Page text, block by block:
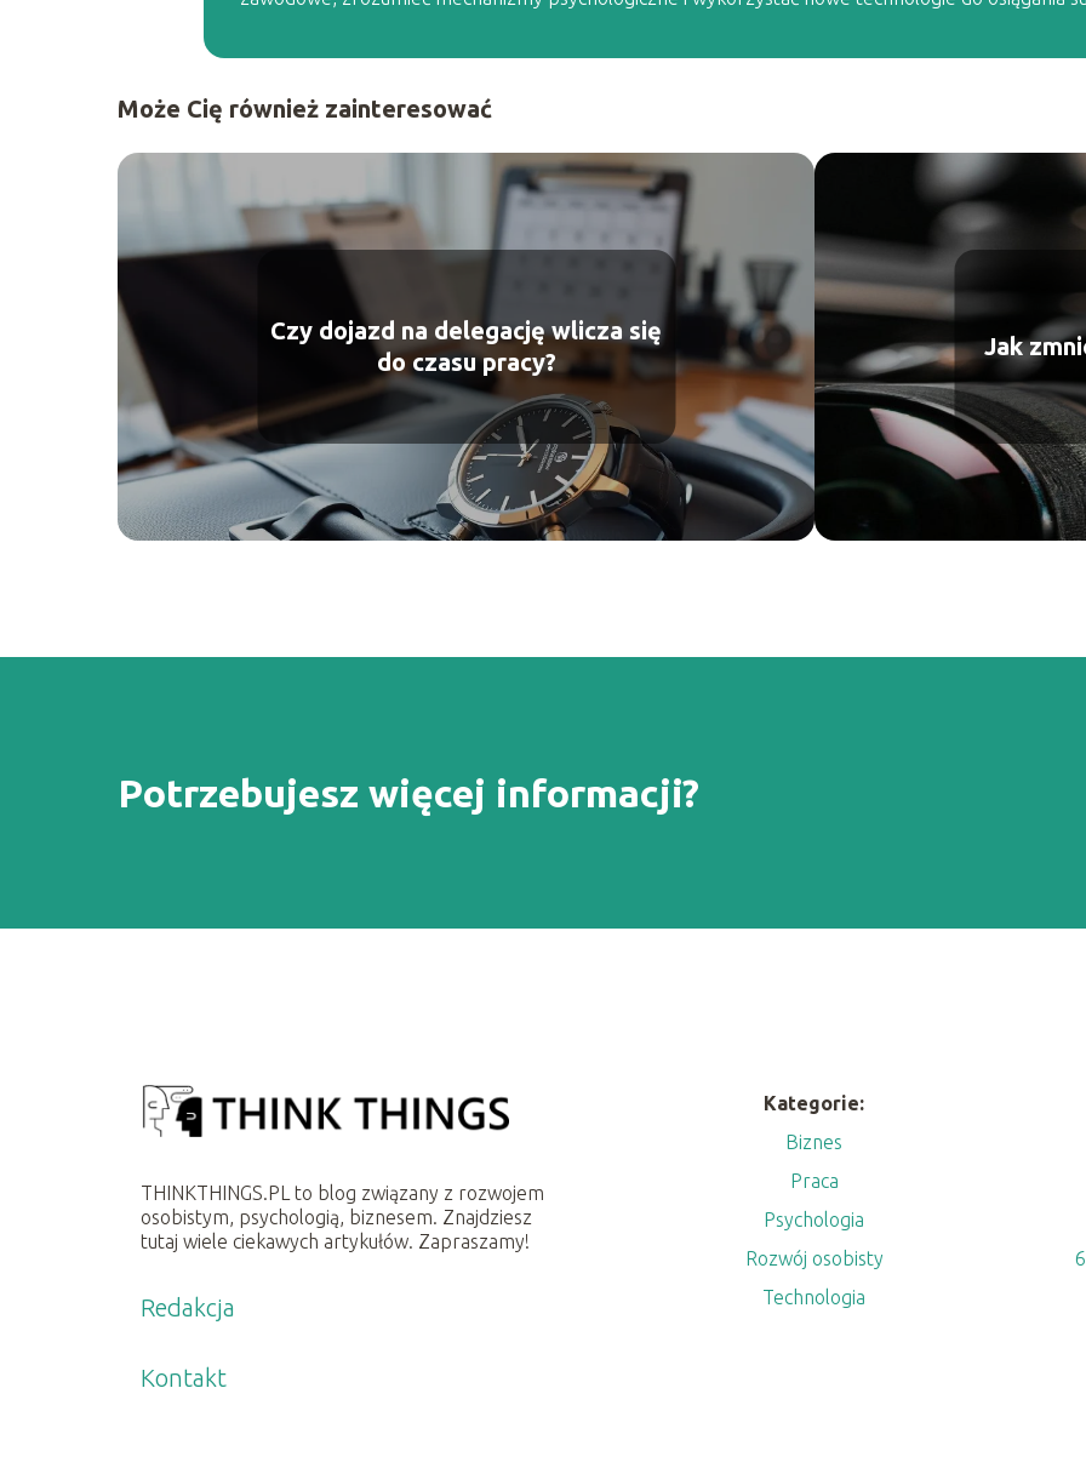
Może Cię również zainteresować
Czy dojazd na delegację wlicza się
do czasu pracy?
Jak
Potrzebujesz więcej informacji?
THINKTHINGS.PL to blog związany z rozwojem
osobistym, psychologią, biznesem. Znajdziesz
tutaj wiele ciekawych artykułów. Zapraszamy!
Redakcja
Kontakt
Kategorie:
Biznes
Praca
Psychologia
Rozwój osobisty
Technologia